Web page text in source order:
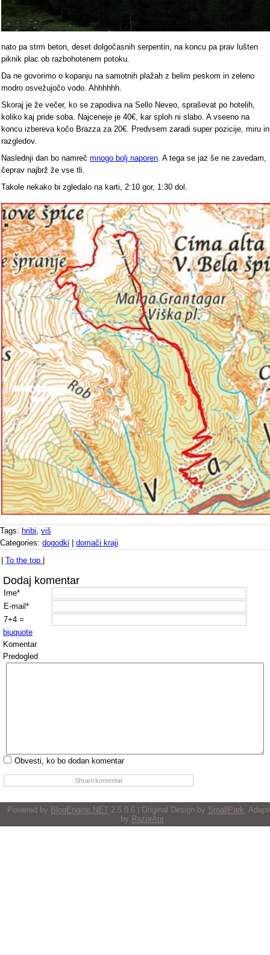
nato pa strm beton, deset dolgočasnih serpentin, na koncu pa prav lušten
piknik plac ob razbohotenem potoku.
Da ne govorimo o kopanju na samotnih plažah z belim peskom in zeleno
modro osvežujočo vodo. Ahhhhhh.
Skoraj je že večer, ko se zapodiva na Sello Neveo, spraševat po hotelih,
koliko kaj pride soba. Najceneje je 40€, kar sploh ni slabo. A vseeno na
koncu izbereva kočo Brazza za 20€. Predvsem zaradi super pozicije, miru in
razgledov.
Naslednji dan bo namreč mnogo bolj naporen. A tega se jaz še ne zavedam,
čeprav najbrž že vse tli.
Takole nekako bi zgledalo na karti, 2:10 gor, 1:30 dol.
Tags: hribi, viš
Categories: dogodki
domači kraji
To the top
Dodaj komentar
Ime*
E-mail*
7+4 =
biuquote
Komentar
Predogled
Obvesti, ko bo dodan komentar
Powered by BlogEngine.NET 2.5.0.6 | Original Design by SmallPark,
by RazorAnt